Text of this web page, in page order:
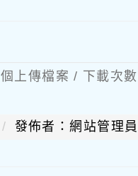
個上傳檔案 / 下載次數
發佈者：網站管理員